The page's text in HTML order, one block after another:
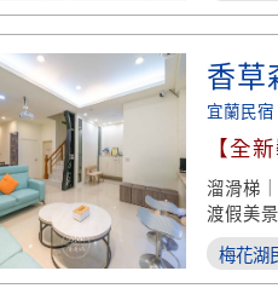
香草
宜蘭民宿
【全
溜滑梯
渡假美
梅花湖